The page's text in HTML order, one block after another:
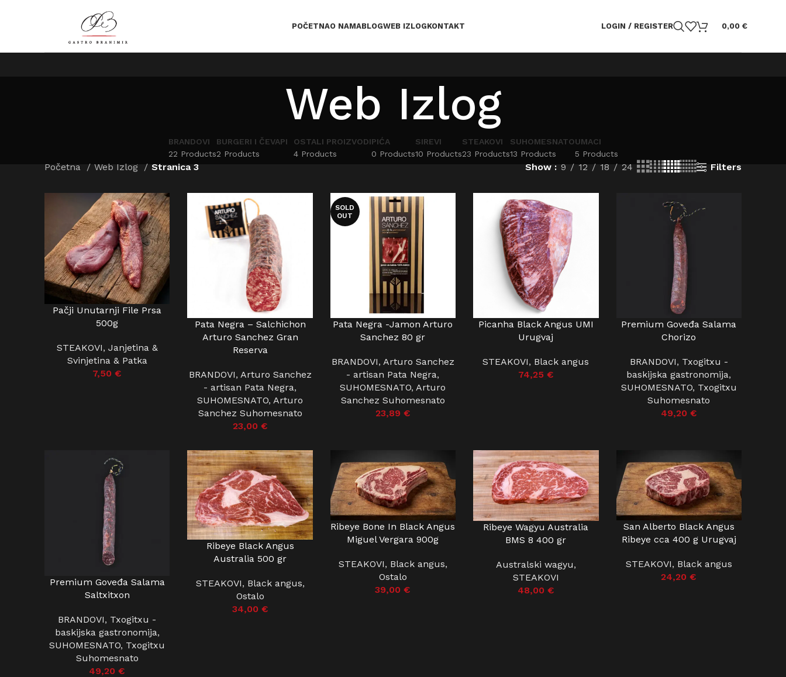
POČETNAO NAMABLOGWEB IZLOGKONTAKT LOGIN / REGISTER 0,00 €
Web Izlog
BRANDOVI
22 Products
BURGERI I ČEVAPI
2 Products
OSTALI PROIZVODI
4 Products
PIĆA
0 Products
SIREVI
10 Products
STEAKOVI
23 Products
SUHOMESNATO
13 Products
UMACI
5 Products
Početna Web Izlog Stranica 3 Show 9 12 18 24 Filters
DODAJ U KOŠARICU
Pačji Unutarnji File Prsa
500g
STEAKOVI, Janjetina &
Svinjetina & Patka
7,50€
DODAJ U KOŠARICU
Pata Negra – Salchichon
Arturo Sanchez Gran
Reserva
BRANDOVI, Arturo Sanchez
- artisan Pata Negra,
SUHOMESNATO,Arturo
Sanchez Suhomesnato
23,00 €
SOLD
OUT
PROČITAJ VIŠE
Pata Negra -Jamon Arturo
Sanchez 80 gr
BRANDOVI, Arturo Sanchez
- artisan Pata Negra,
SUHOMESNATO,Arturo
Sanchez Suhomesnato
23,89 €
DODAJ U KOŠARICU
Picanha Black Angus UMI
Urugvaj
STEAKOVI, Black angus
74,25 €
DODAJ U KOŠARICU
Premium Goveđa Salama
Chorizo
BRANDOVI, Txogitxu -
baskijska gastronomija,
SUHOMESNATO, Txogitxu
Suhomesnato
49,20 €
DODAJ U KOŠARICU
Premium Goveđa Salama
Saltxitxon
BRANDOVI, Txogitxu -
baskijska gastronomija,
SUHOMESNATO, Txogitxu
Suhomesnato
49,20€
DODAJ U KOŠARICU
Ribeye Black Angus
Australia 500 gr
STEAKOVI, Black angus,
Ostalo
34,00 €
DODAJ U KOŠARICU
Ribeye Bone In Black Angus
Miguel Vergara 900g
STEAKOVI, Black angus,
Ostalo
39,00€
DODAJ U KOŠARICU
Ribeye Wagyu Australia
BMS 8 400 gr
Australski wagyu,
STEAKOVI
48,00 €
DODAJ U KOŠARICU
San Alberto Black Angus
Ribeye cca 400 g Urugvaj
STEAKOVI, Black angus
24,20€